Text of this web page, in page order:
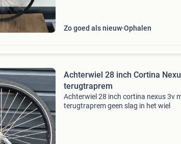
Zo goed als nieuw Ophalen
Achterwiel 28 inch Cortina
terugtraprem
Achterwiel 28 inch cortina nexus 3v
terugtraprem geen slag in het wiel